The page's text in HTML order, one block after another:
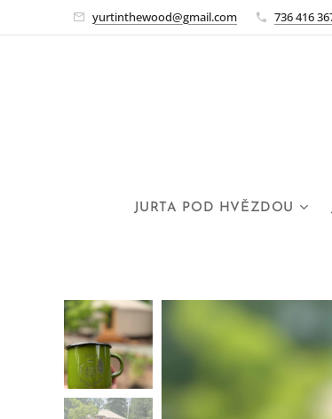
yurtinthewood@gmail.com 736 416
JURTA POD HVĚZDOU